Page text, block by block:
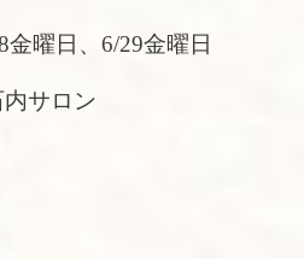
金曜日、6/29金曜日
内サロン